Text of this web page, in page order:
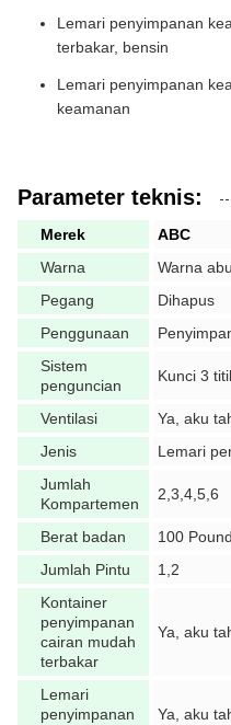
Lemari penyimpanan
terbakar, bensin
Lemari penyimpanan
keamanan
Parameter teknis:
Merek
ABC
Warna
Warna
Pegang
Dihapus
Penggunaan
Sistem
penguncian
Kunci 3
Ventilasi
Ya, aku
Jenis
Lemari
Jumlah
Kompartemen
2,3,4,5,6
Berat badan
100 Pound
Jumlah Pintu
1,2
Kontainer
penyimpanan
cairan mudah
terbakar
Ya, aku
Lemari
penyimpanan
Ya, aku